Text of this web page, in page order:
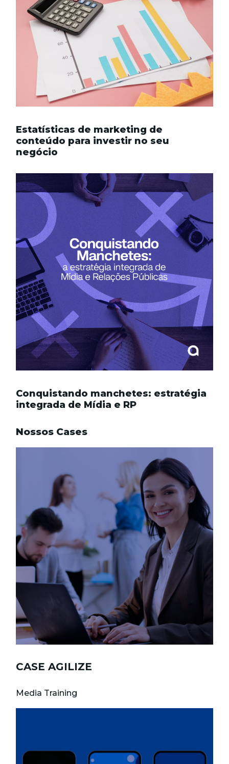
Estatísticas de marketing de
conteúdo para investir no seu
negócio
Conquistando manchetes: estratégia
integrada de Mídia e RP
Nossos Cases
CASE AGILIZE
Media Training